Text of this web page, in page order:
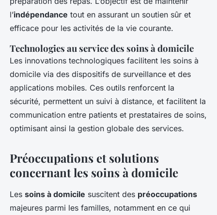
l’indépendance tout en assurant un soutien sûr et
efficace pour les activités de la vie courante.
Technologies au service des soins à domicile
Les innovations technologiques facilitent les soins à
domicile via des dispositifs de surveillance et des
applications mobiles. Ces outils renforcent la
sécurité, permettent un suivi à distance, et facilitent la
communication entre patients et prestataires de soins,
optimisant ainsi la gestion globale des services.
Préoccupations et solutions
concernant les soins à domicile
Les soins à domicile suscitent des préoccupations
majeures parmi les familles, notamment en ce qui